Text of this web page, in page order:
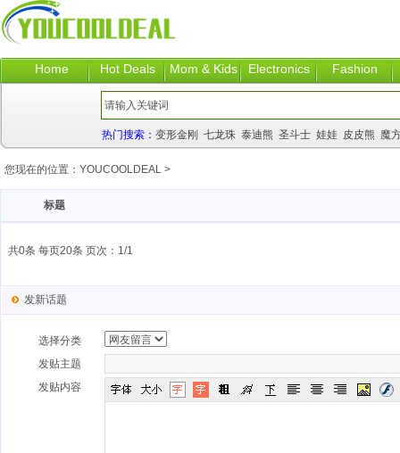
Home Hot Deals Mom & Kids Electronics Fashion
热门搜索： 变形金刚 七龙珠 泰迪熊 圣斗士 娃娃 皮皮熊 魔
您现在的位置： YOUCOOLDEAL >
标题
共0条 每页20条 页次：1/1
发新话题
选择分类
发贴主题
发贴内容